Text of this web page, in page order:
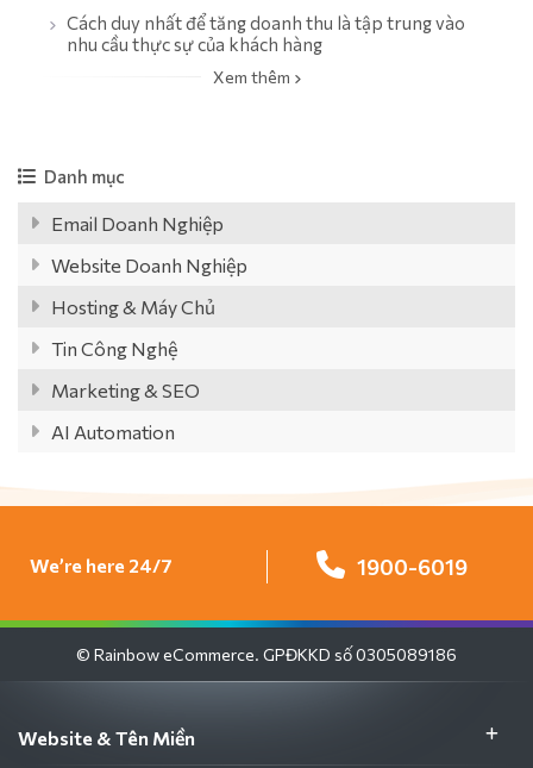
Cách duy nhất để tăng doanh thu là tập trung vào
nhu cầu thực sự của khách hàng
Xem thêm
Danh mục
Email Doanh Nghiệp
Website Doanh Nghiệp
Hosting & Máy Chủ
Tin Công Nghệ
Marketing & SEO
AI Automation
We’re here 24/7 1900-6019
© Rainbow eCommerce. GPĐKKD số 0305089186
Website & Tên Miền